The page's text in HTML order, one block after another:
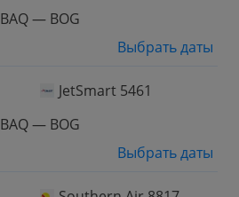
BAQ — BOG
Выбрать даты
JetSmart 5461
BAQ — BOG
Выбрать даты